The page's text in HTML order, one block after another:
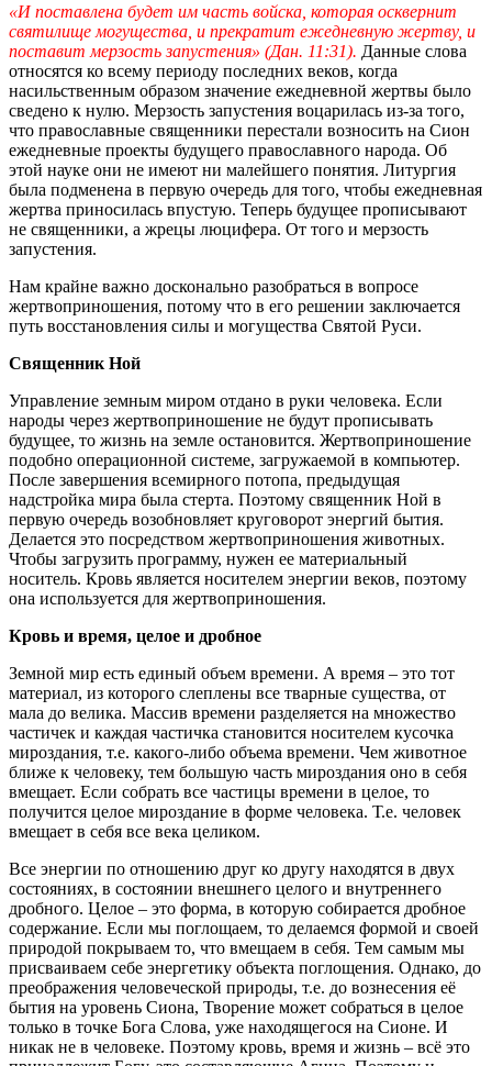
«И поставлена будет им часть войска, которая осквернит
святилище могущества, и прекратит ежедневную жертву, и
поставит мерзость запустения» (Дан. 11:31). Данные слова
относятся ко всему периоду последних веков, когда
насильственным образом значение ежедневной жертвы было
сведено к нулю. Мерзость запустения воцарилась из-за того,
что православные священники перестали возносить на Сион
ежедневные проекты будущего православного народа. Об
этой науке они не имеют ни малейшего понятия. Литургия
была подменена в первую очередь для того, чтобы ежедневная
жертва приносилась впустую. Теперь будущее прописывают
не священники, а жрецы люцифера. От того и мерзость
запустения.
Нам крайне важно досконально разобраться в вопросе
жертвоприношения, потому что в его решении заключается
путь восстановления силы и могущества Святой Руси.
Священник Ной
Управление земным миром отдано в руки человека. Если
народы через жертвоприношение не будут прописывать
будущее, то жизнь на земле остановится. Жертвоприношение
подобно операционной системе, загружаемой в компьютер.
После завершения всемирного потопа, предыдущая
надстройка мира была стерта. Поэтому священник Ной в
первую очередь возобновляет круговорот энергий бытия.
Делается это посредством жертвоприношения животных.
Чтобы загрузить программу, нужен ее материальный
носитель. Кровь является носителем энергии веков, поэтому
она используется для жертвоприношения.
Кровь и время, целое и дробное
Земной мир есть единый объем времени. А время – это тот
материал, из которого слеплены все тварные существа, от
мала до велика. Массив времени разделяется на множество
частичек и каждая частичка становится носителем кусочка
мироздания, т.е. какого-либо объема времени. Чем животное
ближе к человеку, тем большую часть мироздания оно в себя
вмещает. Если собрать все частицы времени в целое, то
получится целое мироздание в форме человека. Т.е. человек
вмещает в себя все века целиком.
Все энергии по отношению друг ко другу находятся в двух
состояниях, в состоянии внешнего целого и внутреннего
дробного. Целое – это форма, в которую собирается дробное
содержание. Если мы поглощаем, то делаемся формой и своей
природой покрываем то, что вмещаем в себя. Тем самым мы
присваиваем себе энергетику объекта поглощения. Однако, до
преображения человеческой природы, т.е. до вознесения её
бытия на уровень Сиона, Творение может собраться в целое
только в точке Бога Слова, уже находящегося на Сионе. И
никак не в человеке. Поэтому кровь, время и жизнь – всё это